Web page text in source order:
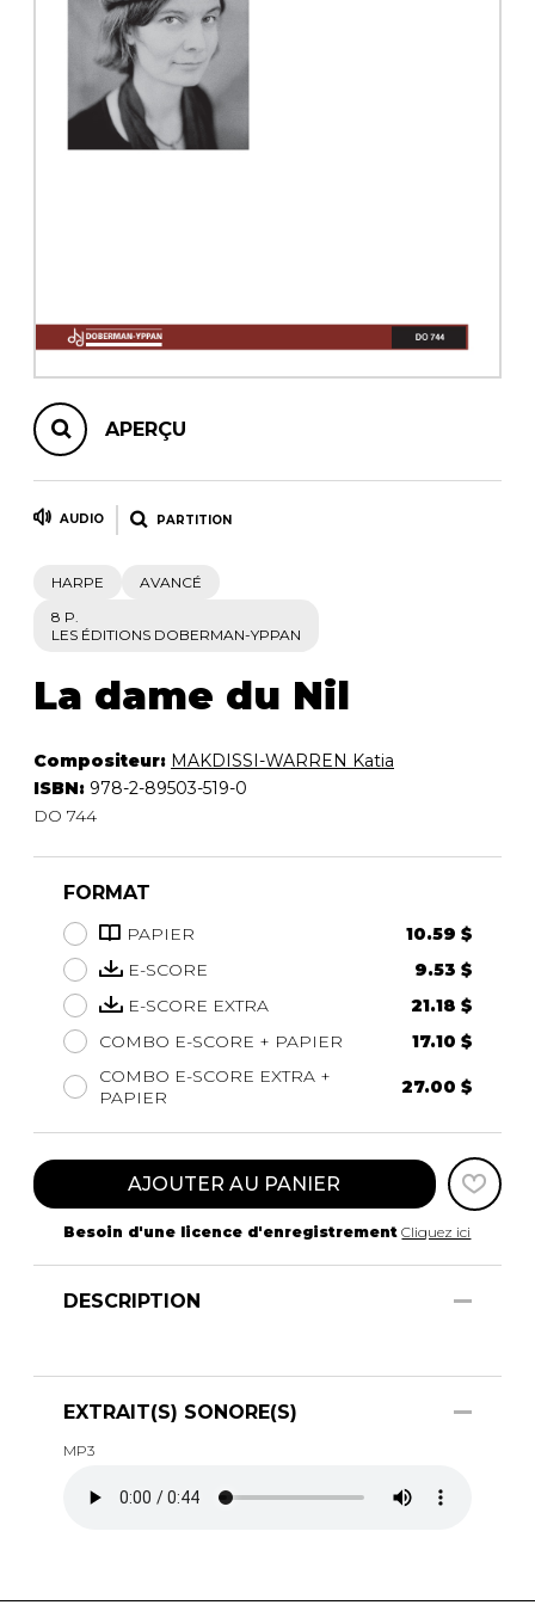
AUTRES PRODUITS
APERÇU
AUDIO PARTITION
HARPE
AVANCÉ
8 P.
LES ÉDITIONS DOBERMAN-YPPAN
La dame du Nil
Compositeur: MAKDISSI-WARREN Katia
ISBN: 978-2-89503-519-0
DO 744
FORMAT
PAPIER
10.59 $
E-SCORE
9.53 $
E-SCORE EXTRA
21.18 $
COMBO E-SCORE + PAPIER
17.10 $
COMBO E-SCORE EXTRA +
PAPIER
27.00 $
AJOUTER AU PANIER
Besoin d'une licence d'enregistrement Cliquez ici
DESCRIPTION
EXTRAIT(S) SONORE(S)
MP3